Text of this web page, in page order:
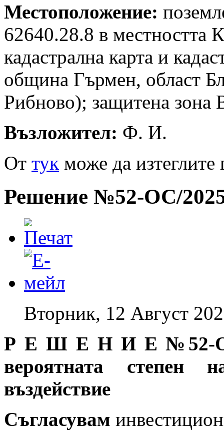
Местоположение:
62640.28.8 в местността
кадастрална карта и
община Гърмен, област
Рибново); защитена зона
Възложител: Ф. И.
Oт тук може да
Решение №52-ОС/
Вторник, 12 Август
Р Е Ш Е Н И Е №52-ОС/
вероятната степен
въздействие
Съгласувам